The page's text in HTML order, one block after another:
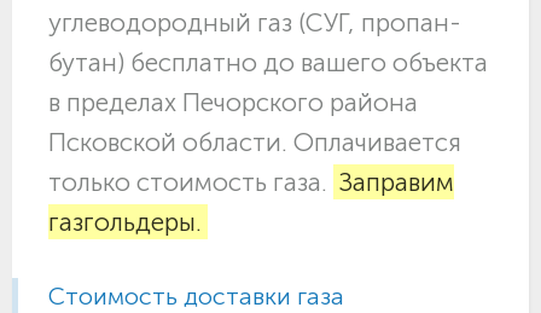
углеводородный газ (СУГ, пропан-
бутан) бесплатно до вашего объекта
в пределах Печорского района
Псковской области. Оплачивается
только стоимость газа. Заправим
газгольдеры.
Стоимость доставки газа